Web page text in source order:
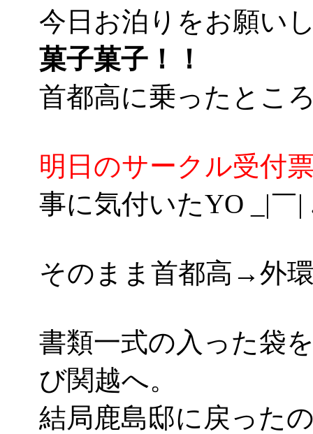
今日お泊りをお願い
菓子菓子！！
首都高に乗ったとこ
明日のサークル受付
事に気付いたYO _|￣|
そのまま首都高→外
書類一式の入った袋
び関越へ。
結局鹿島邸に戻った